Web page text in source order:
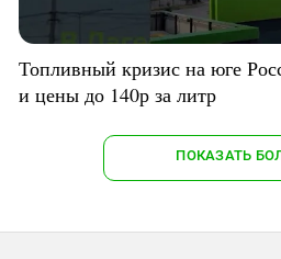
Топливный кризис на юге
и цены до 140р за литр
ПОКАЗАТЬ